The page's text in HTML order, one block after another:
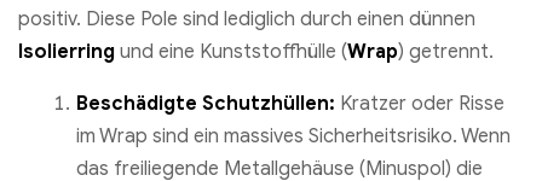
positiv. Diese Pole sind lediglich durch einen dünnen
Isolierring und eine Kunststoffhülle (Wrap) getrennt.
Beschädigte Schutzhüllen: Kratzer oder Risse
im Wrap sind ein massives Sicherheitsrisiko. Wenn
das freiliegende Metallgehäuse (Minuspol) die